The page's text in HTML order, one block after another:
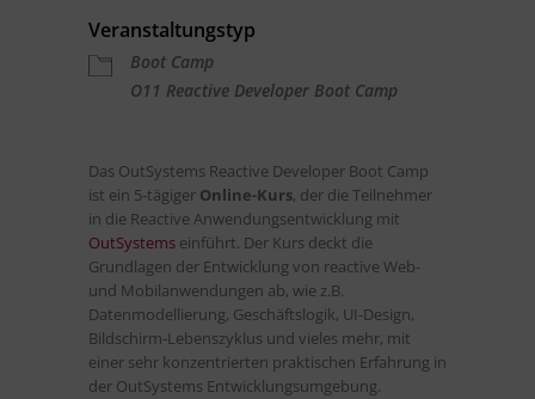
Veranstaltungstyp
Boot Camp
O11 Reactive Developer Boot Camp
Das OutSystems Reactive Developer Boot Camp
ist ein 5-tägiger Online-Kurs, der die Teilnehmer
in die Reactive Anwendungsentwicklung mit
OutSystems einführt. Der Kurs deckt die
Grundlagen der Entwicklung von reactive Web-
und Mobilanwendungen ab, wie z.B.
Datenmodellierung, Geschäftslogik, UI-Design,
Bildschirm-Lebenszyklus und vieles mehr, mit
einer sehr konzentrierten praktischen Erfahrung in
der OutSystems Entwicklungsumgebung.